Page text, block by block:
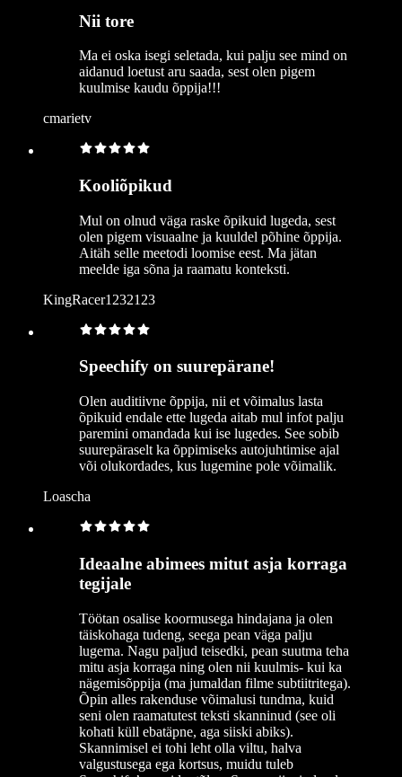
Nii tore
Ma ei oska isegi seletada, kui palju see mind on
aidanud loetust aru saada, sest olen pigem
kuulmise kaudu õppija!!!
cmarietv
Kooliõpikud
Mul on olnud väga raske õpikuid lugeda, sest
olen pigem visuaalne ja kuuldel põhine õppija.
Aitäh selle meetodi loomise eest. Ma jätan
meelde iga sõna ja raamatu konteksti.
KingRacer1232123
Speechify on suurepärane!
Olen auditiivne õppija, nii et võimalus lasta
õpikuid endale ette lugeda aitab mul infot palju
paremini omandada kui ise lugedes. See sobib
suurepäraselt ka õppimiseks autojuhtimise ajal
või olukordades, kus lugemine pole võimalik.
Loascha
Ideaalne abimees mitut asja korraga
tegijale
Töötan osalise koormusega hindajana ja olen
täiskohaga tudeng, seega pean väga palju
lugema. Nagu paljud teisedki, pean suutma teha
mitu asja korraga ning olen nii kuulmis- kui ka
nägemisõppija (ma jumaldan filme subtiitritega).
Õpin alles rakenduse võimalusi tundma, kuid
seni olen raamatutest teksti skanninud (see oli
kohati küll ebatäpne, aga siiski abiks).
Skannimisel ei tohi leht olla viltu, halva
valgustusega ega kortsus, muidu tuleb